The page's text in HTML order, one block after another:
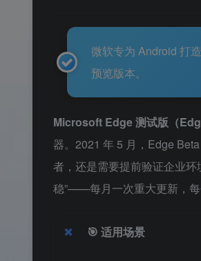
微软专为 Android 打
预览版本。
Microsoft Edge 测试版（
器。2021 年 5 月，Edge
者，还是需要提前验证企业
稳”——每月一次重大更新，每
🎯 适用场景